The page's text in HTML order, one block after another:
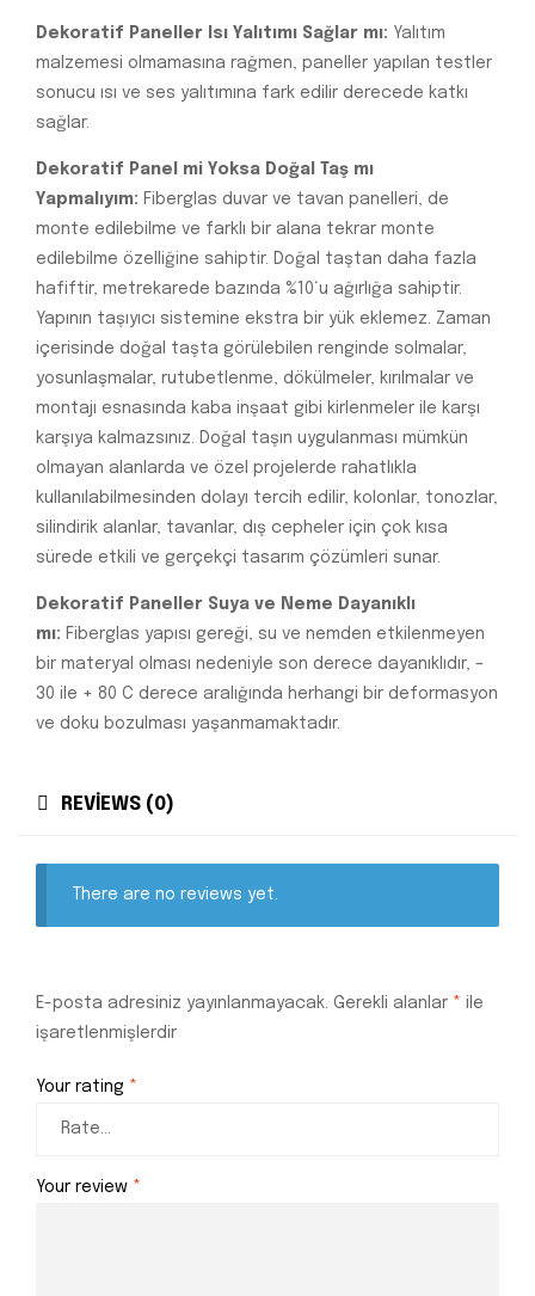
Dekoratif Paneller Isı Yalıtımı Sağlar mı: Yalıtım
malzemesi olmamasına rağmen, paneller yapılan testler
sonucu ısı ve ses yalıtımına fark edilir derecede katkı
sağlar.
Dekoratif Panel mi Yoksa Doğal Taş mı
Yapmalıyım: Fiberglas duvar ve tavan panelleri, de
monte edilebilme ve farklı bir alana tekrar monte
edilebilme özelliğine sahiptir. Doğal taştan daha fazla
hafiftir, metrekarede bazında %10‘u ağırlığa sahiptir.
Yapının taşıyıcı sistemine ekstra bir yük eklemez. Zaman
içerisinde doğal taşta görülebilen renginde solmalar,
yosunlaşmalar, rutubetlenme, dökülmeler, kırılmalar ve
montajı esnasında kaba inşaat gibi kirlenmeler ile karşı
karşıya kalmazsınız. Doğal taşın uygulanması mümkün
olmayan alanlarda ve özel projelerde rahatlıkla
kullanılabilmesinden dolayı tercih edilir, kolonlar, tonozlar,
silindirik alanlar, tavanlar, dış cepheler için çok kısa
sürede etkili ve gerçekçi tasarım çözümleri sunar.
Dekoratif Paneller Suya ve Neme Dayanıklı
mı: Fiberglas yapısı gereği, su ve nemden etkilenmeyen
bir materyal olması nedeniyle son derece dayanıklıdır, –
30 ile + 80 C derece aralığında herhangi bir deformasyon
ve doku bozulması yaşanmamaktadır.
REVIEWS (0)
There are no reviews yet.
E-posta adresiniz yayınlanmayacak. Gerekli alanlar * ile
işaretlenmişlerdir
Your rating *
Your review *